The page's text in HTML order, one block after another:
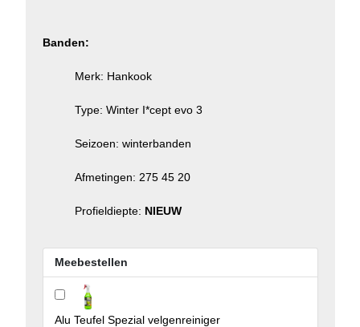
Banden:
Merk: Hankook
Type: Winter I*cept evo 3
Seizoen: winterbanden
Afmetingen: 275 45 20
Profieldiepte: NIEUW
Meebestellen
Alu Teufel Spezial velgenreiniger